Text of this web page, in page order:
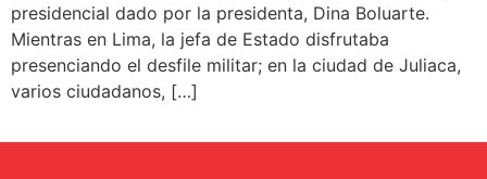
presidencial dado por la presidenta, Dina Boluarte.
Mientras en Lima, la jefa de Estado disfrutaba
presenciando el desfile militar; en la ciudad de Juliaca,
varios ciudadanos, […]